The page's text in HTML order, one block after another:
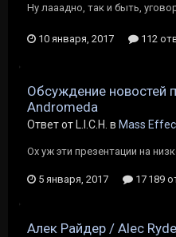
Ну лааадно, так и быть,
10 января, 2017 112
Обсуждение новостей
Andromeda
Ответ от L.I.C.H. в Mass
Ох уж эти презентации на
5 января, 2017 17 189
Алек Райдер / Alec